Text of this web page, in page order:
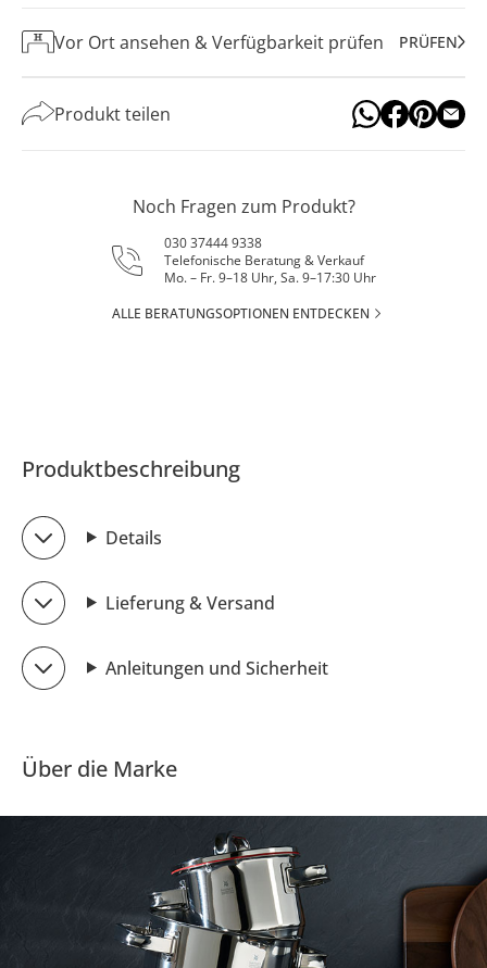
Vor Ort ansehen & Verfügbarkeit prüfen PRÜFEN
Produkt teilen
Noch Fragen zum Produkt?
030 37444 9338
Telefonische Beratung & Verkauf
Mo. – Fr. 9–18 Uhr, Sa. 9–17:30 Uhr
ALLE BERATUNGSOPTIONEN ENTDECKEN
Produktbeschreibung
Details
Lieferung & Versand
Anleitungen und Sicherheit
Über die Marke